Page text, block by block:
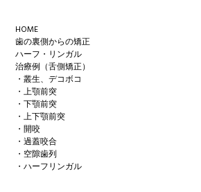
Footer
HOME
歯の裏側からの矯正
ハーフ・リンガル
治療例（舌側矯正）
・叢生、デコボコ
・上顎前突
・下顎前突
・上下顎前突
・開咬
・過蓋咬合
・空隙歯列
・ハーフリンガル